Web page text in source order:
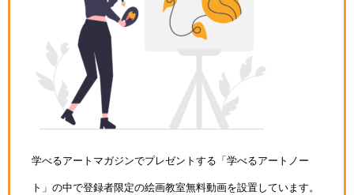
学べるアートマガジンでプレゼントする「学べるアートノー
ト」の中で登録者限定の絵画教室無料動画を設置しています。